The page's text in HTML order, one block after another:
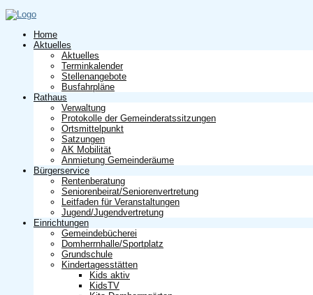
Home
Aktuelles
Aktuelles
Terminkalender
Stellenangebote
Busfahrpläne
Rathaus
Verwaltung
Protokolle der Gemeinderatssitzungen
Ortsmittelpunkt
Satzungen
AK Mobilität
Anmietung Gemeinderäume
Bürgerservice
Rentenberatung
Seniorenbeirat/Seniorenvertretung
Leitfaden für Veranstaltungen
Jugend/Jugendvertretung
Einrichtungen
Gemeindebücherei
Domherrnhalle/Sportplatz
Grundschule
Kindertagesstätten
Kids aktiv
KidsTV